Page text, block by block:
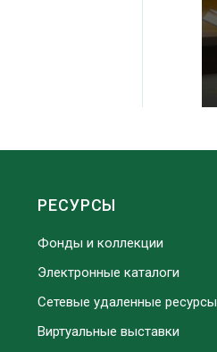
РЕСУРСЫ
Фонды и коллекции
Электронные каталоги
Сетевые удаленные ресурсы
Виртуальные выставки